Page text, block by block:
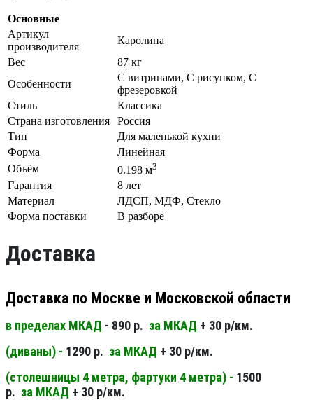
Основные
Артикул
производителя
Каролина
Вес
87 кг
Особенности
С витринами, С рисунком, С
фрезеровкой
Стиль
Классика
Страна изготовления
Россия
Тип
Для маленькой кухни
Форма
Линейная
Объём
0.198 м3
Гарантия
8 лет
Материал
ЛДСП, МДФ, Стекло
Форма поставки
В разборе
Доставка
Доставка по Москве и Московской области
в пределах МКАД - 890 р. за МКАД + 30 р/км.
(диваны) - 1290 р. за МКАД + 30 р/км.
(столешницы 4 метра, фартуки 4 метра) - 1500
р. за МКАД + 30 р/км.